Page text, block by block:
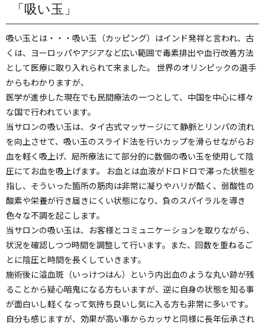
「吸い玉」
吸い玉とは・・・吸い玉（カッピング）はインド発祥と言われ、古
くは、ヨーロッパやアジアなど広い範囲で毒素排出や血行改善方法
として医療に取り入れられて来ました。 世界のオリンピックの選手
からもわかりますが、
医学が進歩した現在でも民間療法の一つとして、中国を中心に様々
な国で行われています。
当サロンの吸い玉は、タイ古式マッサージにて静脈とリンパの流れ
を向上させて、吸い玉のスライド法を行いカップを滑らせながらお
血を軽く吸上げ、局所療法にて部分的に数個の吸い玉を使用して陰
圧にてお血を吸上げます。 お血とは血液がドロドロで滞った状態を
指し、そういった箇所の筋肉は非常に凝りやハリが酷く、弱酸性の
酸素や栄養が行き届きにくい状態になり、負のスパイラルを導き
色々な不調を起こします。
当サロンの吸い玉は、お客様とコミュニケーションを取りながら、
状況を確認しつつ時間を調整して行います。また、回数を重ねるご
とに陰圧と時間を長くしていきます。
施術後に溢血斑（いっけつはん）という内出血のような丸い跡が残
ることから疑心暗鬼になる方もいますが、逆に自身の状態を知る事
が面白いし軽くなって気持ち良いし気に入る方も非常に多いです。
自分も感じますが、効果が高い事からカッサと同様に長年伝承され